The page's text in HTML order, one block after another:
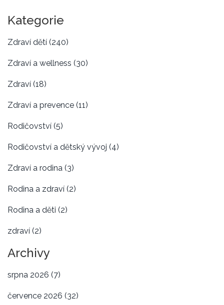
rady a tipy vám pomohou při péči o pleť.
Kategorie
Zdraví dětí (240)
Zdraví a wellness (30)
Zdraví (18)
Zdraví a prevence (11)
Rodičovství (5)
Rodičovství a dětský vývoj (4)
Zdraví a rodina (3)
Rodina a zdraví (2)
Rodina a děti (2)
zdraví (2)
Archivy
srpna 2026 (7)
července 2026 (32)